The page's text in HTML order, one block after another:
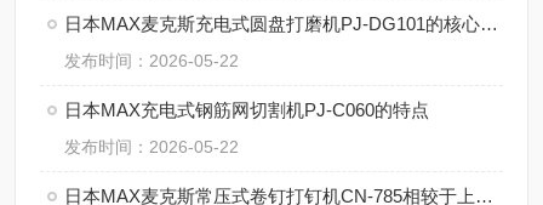
日本MAX麦克斯充电式圆盘打磨机PJ-DG101的核心技术
发布时间：2026-05-22
日本MAX充电式钢筋网切割机PJ-C060的特点
发布时间：2026-05-22
日本MAX麦克斯常压式卷钉打钉机CN-785相较于上一代，哪些方面升级